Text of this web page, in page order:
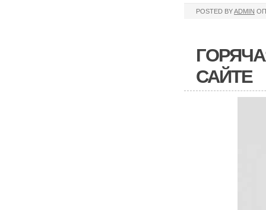
POSTED BYADMIN
САЙТЕ